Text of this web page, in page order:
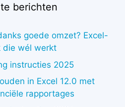
berichten
goede omzet? Excel-
die wél werkt
instructies 2025
in Excel 12.0 met
rapportages